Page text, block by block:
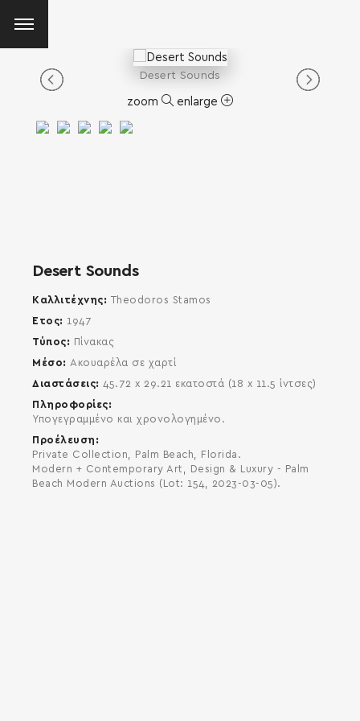
Desert Sounds
zoom enlarge
Desert Sounds
Καλλιτέχνης
Theodoros Stamos
Έτος
1947
Τύπος
Πίνακας
Μέσο
Ακουαρέλα σε χαρτί
Διαστάσεις
45.72 x 29.21 εκατοστά (18 x 11.5 ίντσες)
Πληροφορίες
Υπογεγραμμένο και χρονολογημένο.
Προέλευση
Private Collection, Palm Beach, Florida.
Modern + Contemporary Art, Design & Luxury - Palm
Beach Modern Auctions (Lot: 154, 2023-03-05).